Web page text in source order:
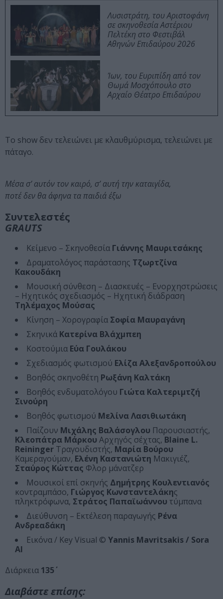
Λυσιστράτη, του Αριστοφάνη
σε σκηνοθεσία Αστέριου
Πελτέκη στο Φεστιβάλ
Αθηνών Επιδαύρου 2026
Ίων, του Ευριπίδη από τον
Θωμά Μοσχόπουλο στο
Αρχαίο Θέατρο Επιδαύρου
Το show δεν τελειώνει με κλαυθμύρισμα, τελειώνει με
πάταγο.
Μέσα σ’ αυτόν τον καιρό, σ’ αυτή την καταιγίδα,
ποτέ δεν θα άφηνα τα παιδιά έξω
Συντελεστές
GRAUTS
Κείμενο – Σκηνοθεσία Γιάννης Μαυριτσάκης
Δραματολόγος παράστασης Τζωρτζίνα
Κακουδάκη
Μουσική σύνθεση – Διασκευές – Ενορχηστρώσεις
– Ηχητικός σχεδιασμός – Ηχητική διάδραση
Τηλέμαχος Μούσας
Κίνηση – Χορογραφία Σοφία Μαυραγάνη
Σκηνικά Κατερίνα Βλάχμπεη
Κοστούμια Εύα Γουλάκου
Σχεδιασμός φωτισμού Ελίζα Αλεξανδροπούλου
Βοηθός σκηνοθέτη Ρωξάνη Καλτάκη
Βοηθός ενδυματολόγου Γιώτα Καλτεριμτζή
Σινούρη
Βοηθός φωτισμού Μελίνα Λασιθιωτάκη
Παίζουν Μιχάλης Βαλάσογλου Παρουσιαστής,
Κλεοπάτρα Μάρκου Αρχηγός σέχτας, Blaine L.
Reininger Τραγουδιστής, Μαρία Βούρου
Καμεραγούμαν, Ελένη Καστανιώτη Μακιγιέζ,
Σταύρος Κώττας Φλορ μάνατζερ
Μουσικοί επί σκηνής Δημήτρης Κουλεντιανός
κοντραμπάσο, Γιώργος Κωνσταντελάκης
πληκτρόφωνα, Στράτος Παπαϊωάννου τύμπανα
Διεύθυνση – Εκτέλεση παραγωγής Ρένα
Ανδρεαδάκη
Εικόνα / Key Visual © Yannis Mavritsakis / Sora
AI
Διάρκεια 135΄
Διαβάστε επίσης: